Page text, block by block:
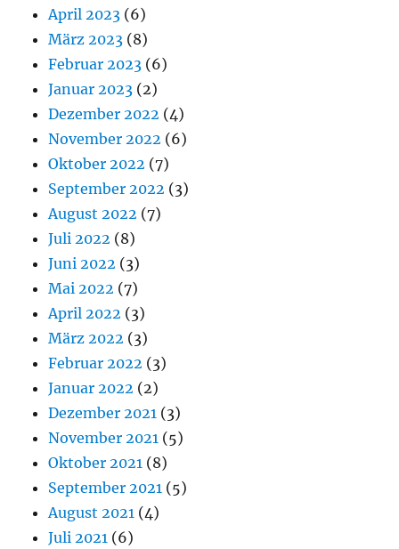
April 2023 (6)
März 2023 (8)
Februar 2023 (6)
Januar 2023 (2)
Dezember 2022 (4)
November 2022 (6)
Oktober 2022 (7)
September 2022 (3)
August 2022 (7)
Juli 2022 (8)
Juni 2022 (3)
Mai 2022 (7)
April 2022 (3)
März 2022 (3)
Februar 2022 (3)
Januar 2022 (2)
Dezember 2021 (3)
November 2021 (5)
Oktober 2021 (8)
September 2021 (5)
August 2021 (4)
Juli 2021 (6)